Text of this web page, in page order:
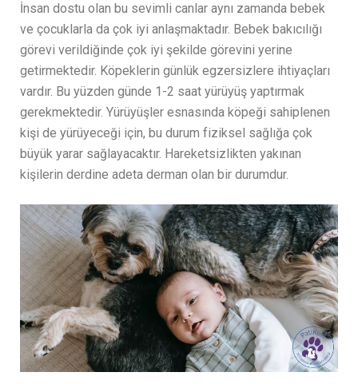
İnsan dostu olan bu sevimli canlar aynı zamanda bebek
ve çocuklarla da çok iyi anlaşmaktadır. Bebek bakıcılığı
görevi verildiğinde çok iyi şekilde görevini yerine
getirmektedir. Köpeklerin günlük egzersizlere ihtiyaçları
vardır. Bu yüzden günde 1-2 saat yürüyüş yaptırmak
gerekmektedir. Yürüyüşler esnasında köpeği sahiplenen
kişi de yürüyeceği için, bu durum fiziksel sağlığa çok
büyük yarar sağlayacaktır. Hareketsizlikten yakınan
kişilerin derdine adeta derman olan bir durumdur.